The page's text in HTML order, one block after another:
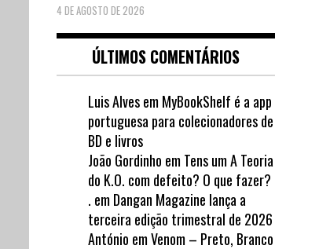
4 DE AGOSTO DE 2026
ÚLTIMOS COMENTÁRIOS
Luis Alvesem MyBookShelf é a app
portuguesa para colecionadores de
BD e livros
João Gordinho em Tens um A Teoria
do K.O. com defeito? O que fazer?
. em Dangan Magazine lança a
terceira edição trimestral de 2026
António emVenom – Preto, Branco